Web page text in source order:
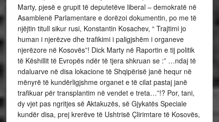
Marty, pjesë e grupit të deputetëve liberal – demokratë në
Asamblenë Parlamentare e dorëzoi dokumentin, po me të
njëjtin titull sikur rusi, Konstantin Kosachev, “ Trajtimi jo
human i njerëzve dhe trafikimi i paligjshëm i organeve
njerëzore në Kosovës”! Dick Marty në Raportin e tij politik
të Këshillit të Evropës ndër të tjera shkruan se :” …ndaj të
ndaluarve në disa lokacione të Shqipërisë janë hequr në
mënyrë të kundërligjshme organet e të cilat pastaj janë
trafikuar për transplantim në vendet e treta…”!? Por, tani,
dy vjet pas ngritjes së Aktakuzës, së Gjykatës Speciale
kundër disa, prej krerëve të Ushtrisë Çlirimtare të Kosovës,